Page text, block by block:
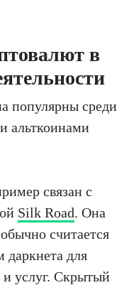
в
популярны среди
альткоинами
связан с
Silk Road. Она
считается
для
и услуг. Скрытый